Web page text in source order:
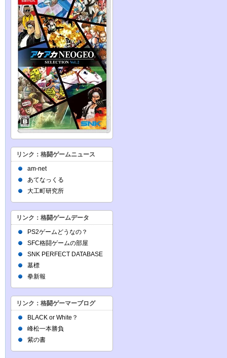
リンク：格闘ゲームニュース
am-net
あてなっくる
大工町研究所
リンク：格闘ゲームデータ
PS2ゲームどうなの？
SFC格闘ゲームの部屋
SNK PERFECT DATABASE
墓標
拳新報
リンク：格闘ゲーマーブログ
BLACK or White？
峰松一本勝負
紫の書